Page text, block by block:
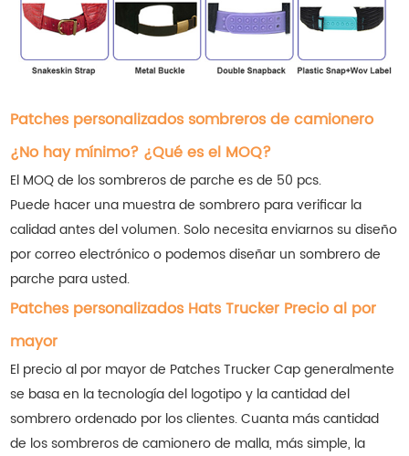
Patches personalizados sombreros de camionero
¿No hay mínimo? ¿Qué es el MOQ?
El MOQ de los sombreros de parche es de 50 pcs.
Puede hacer una muestra de sombrero para verificar la
calidad antes del volumen. Solo necesita enviarnos su diseño
por correo electrónico o podemos diseñar un sombrero de
parche para usted.
Patches personalizados Hats Trucker Precio al por
mayor
El precio al por mayor de Patches Trucker Cap generalmente
se basa en la tecnología del logotipo y la cantidad del
sombrero ordenado por los clientes. Cuanta más cantidad
de los sombreros de camionero de malla, más simple, la